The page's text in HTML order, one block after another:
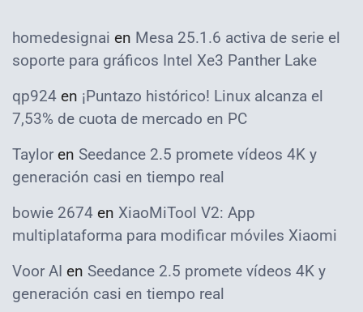
homedesignai en Mesa 25.1.6 activa de serie el
soporte para gráficos Intel Xe3 Panther Lake
qp924 en ¡Puntazo histórico! Linux alcanza el
7,53% de cuota de mercado en PC
Taylor en Seedance 2.5 promete vídeos 4K y
generación casi en tiempo real
bowie 2674 en XiaoMiTool V2: App
multiplataforma para modificar móviles Xiaomi
Voor AI en Seedance 2.5 promete vídeos 4K y
generación casi en tiempo real